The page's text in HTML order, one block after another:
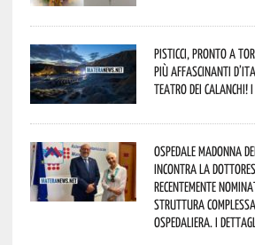
Pisticci, pronto a
più affascinanti
Teatro dei Calanchi!
Ospedale Madonna
incontra la
recentemente
Struttura
Ospedaliera. I